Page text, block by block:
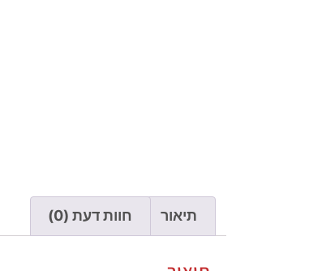
תיאור חוות דעת (0)